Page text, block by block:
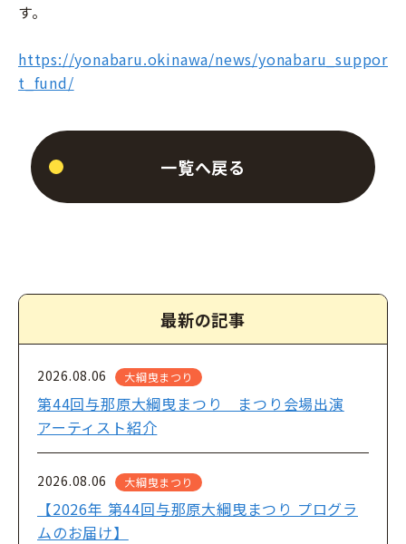
す。
https://yonabaru.okinawa/news/yonabaru_suppor
t_fund/
一覧へ戻る
最新の記事
2026.08.06 大綱曳まつり
第44回与那原大綱曳まつり まつり会場出演
アーティスト紹介
2026.08.06 大綱曳まつり
【2026年 第44回与那原大綱曳まつり プログラ
ムのお届け】